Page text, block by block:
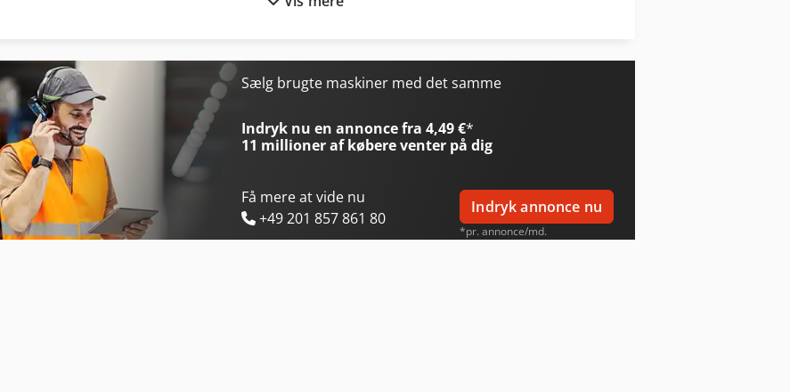
Holz-Her Tectra 6120 Power
Holzkraft Hse 30-1100 Ze
Holzkraft Hwse 700 K
Sælg brugte maskiner med det samme
Indryk nu en annonce fra 4,49 €*
11 millioner af købereventer på dig
Få mere at vide nu
+49 201 857 861 80
Indryk annonce nu
*pr. annonce/md.